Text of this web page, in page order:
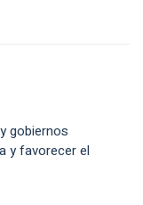
gobiernos
y favorecer el